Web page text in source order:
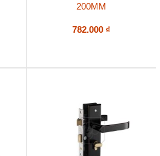
200MM
782.000 ₫